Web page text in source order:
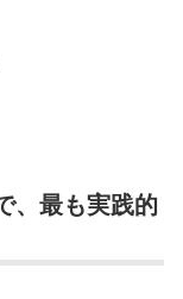
、最も実践的